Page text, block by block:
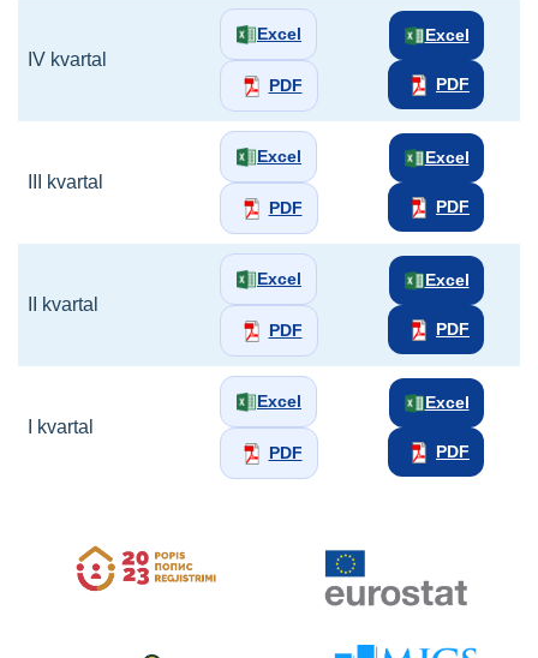
IV kvartal
Excel
PDF
Excel
PDF
III kvartal
Excel
PDF
Excel
PDF
II kvartal
Excel
PDF
Excel
PDF
I kvartal
Excel
PDF
Excel
PDF